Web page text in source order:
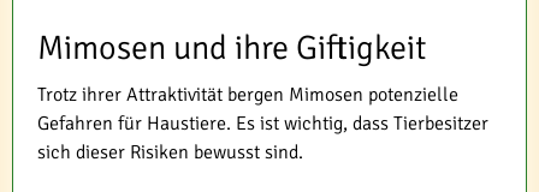
Mimosen und ihre Giftigkeit
Trotz ihrer Attraktivität bergen Mimosen potenzielle
Gefahren für Haustiere. Es ist wichtig, dass Tierbesitzer
sich dieser Risiken bewusst sind.